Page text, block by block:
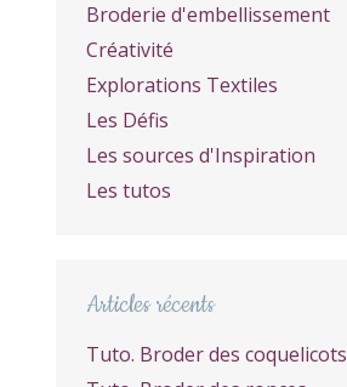
Broderie d'embellissement
Créativité
Explorations Textiles
Les Défis
Les sources d'Inspiration
Les tutos
Articles récents
Tuto. Broder des coquelicots